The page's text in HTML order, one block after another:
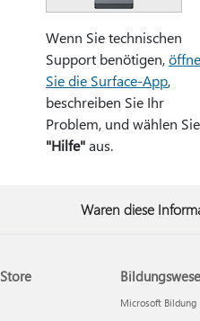
Wenn Sie technischen
Support benötigen,
Sie die Surface-App,
beschreiben Sie Ihr
Problem, und wählen Sie
"Hilfe"aus.
Waren diese
Microsoft Bildung